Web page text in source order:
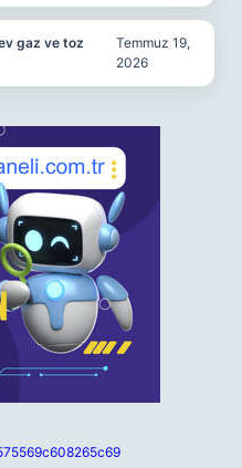
gaz ve toz
Temmuz 19,
2026